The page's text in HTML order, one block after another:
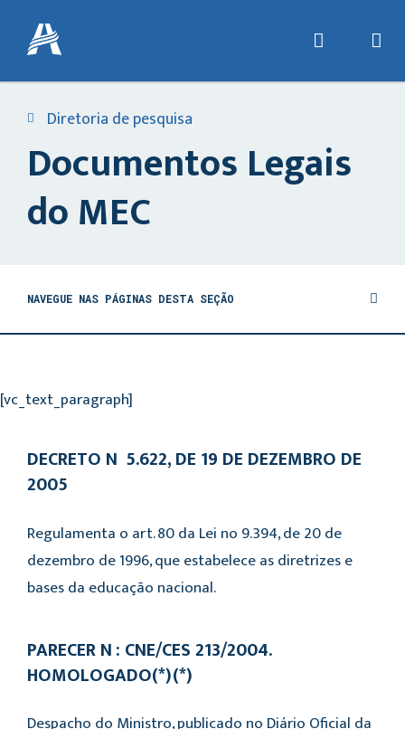
Diretoria de pesquisa
Documentos Legais
do MEC
NAVEGUE NAS PÁGINAS DESTA SEÇÃO
[vc_text_paragraph]
DECRETO Nº 5.622, DE 19 DE DEZEMBRO DE
2005
Regulamenta o art. 80 da Lei no 9.394, de 20 de
dezembro de 1996, que estabelece as diretrizes e
bases da educação nacional.
PARECER Nº: CNE/CES 213/2004.
HOMOLOGADO(*)(*)
Despacho do Ministro, publicado no Diário Oficial da